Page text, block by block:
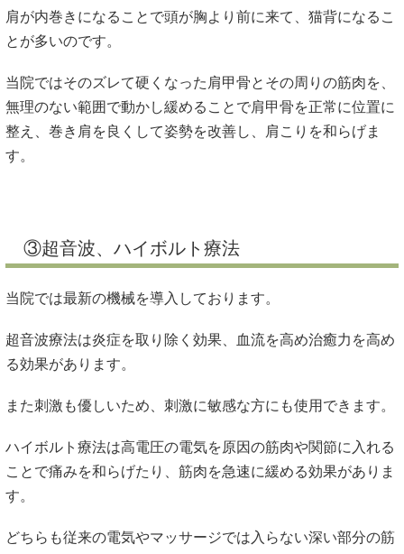
肩が内巻きになることで頭が胸より前に来て、猫背になるこ
とが多いのです。
当院ではそのズレて硬くなった肩甲骨とその周りの筋肉を、
無理のない範囲で動かし緩めることで肩甲骨を正常に位置に
整え、巻き肩を良くして姿勢を改善し、肩こりを和らげま
す。
③超音波、ハイボルト療法
当院では最新の機械を導入しております。
超音波療法は炎症を取り除く効果、血流を高め治癒力を高め
る効果があります。
また刺激も優しいため、刺激に敏感な方にも使用できます。
ハイボルト療法は高電圧の電気を原因の筋肉や関節に入れる
ことで痛みを和らげたり、筋肉を急速に緩める効果がありま
す。
どちらも従来の電気やマッサージでは入らない深い部分の筋